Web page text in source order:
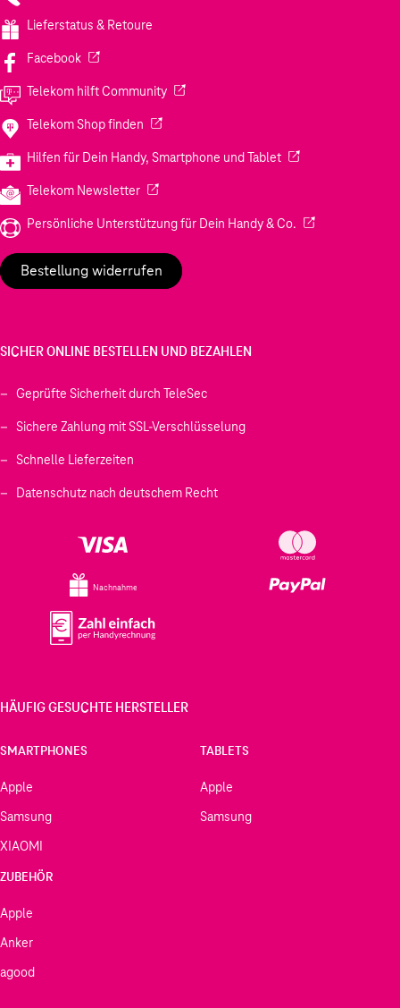
Lieferstatus & Retoure
Facebook(Wird in einem neuen Tab geöffnet)
Telekom hilft Community(Wird in einem neuen Tab geöffnet)
Telekom Shop finden (Wird in einem neuen Tab geöffnet)
Hilfen für Dein Handy, Smartphone und Tablet(Wird in einem
Telekom Newsletter(Wird in einem neuen Tab geöffnet)
Persönliche Unterstützung für Dein Handy & Co. (Wird in einem
Bestellung widerrufen
SICHER ONLINE BESTELLEN UND BEZAHLEN
Geprüfte Sicherheit durch TeleSec
Sichere Zahlung mit SSL-Verschlüsselung
Schnelle Lieferzeiten
Datenschutz nach deutschem Recht
Nachnahme
HÄUFIG GESUCHTE HERSTELLER
SMARTPHONES
Apple
Samsung
XIAOMI
TABLETS
Apple
Samsung
ZUBEHÖR
Apple
Anker
agood